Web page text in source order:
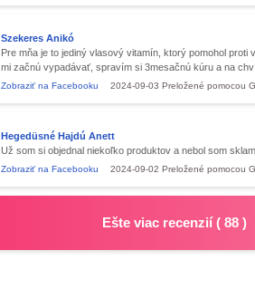
Szekeres Anikó
Pre mňa je to jediný vlasový vitamín, ktorý pomohol proti
mi začnú vypadávať, spravím si 3mesačnú kúru a na
Zobraziť na Facebooku 2024-09-03 Preložené pomocou
Hegedüsné Hajdú Anett
Už som si objednal niekoľko produktov a nebol som
Zobraziť na Facebooku 2024-09-02 Preložené pomocou
Ešte viac recenzií( 88)